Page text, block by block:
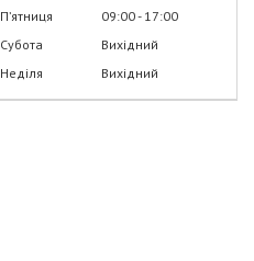
Пʼятниця
09:00 17:00
Субота
Вихідний
Неділя
Вихідний